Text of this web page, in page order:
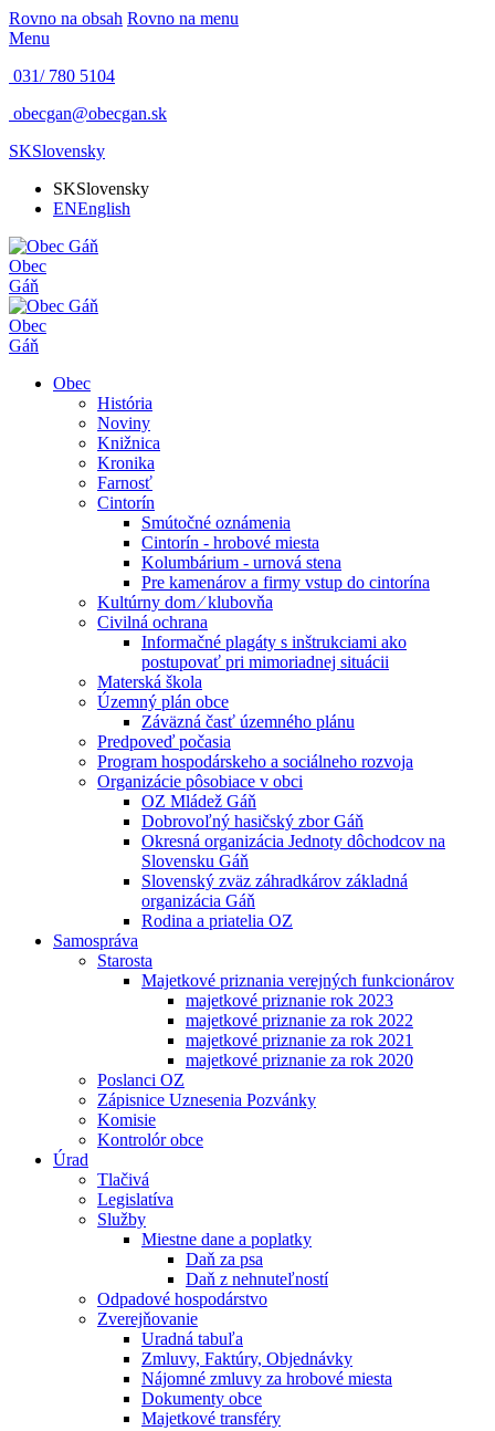
Rovno na obsah Rovno na menu
Menu
031/ 780 5104
obecgan@obecgan.sk
SKSlovensky
SKSlovensky
ENEnglish
Obec
Gáň
Obec
Gáň
Obec
História
Noviny
Knižnica
Kronika
Farnosť
Cintorín
Smútočné oznámenia
Cintorín - hrobové miesta
Kolumbárium - urnová stena
Pre kamenárov a firmy vstup do cintorína
Kultúrny dom ⁄ klubovňa
Civilná ochrana
Informačné plagáty s inštrukciami ako
postupovať pri mimoriadnej situácii
Materská škola
Územný plán obce
Záväzná časť územného plánu
Predpoveď počasia
Program hospodárskeho a sociálneho rozvoja
Organizácie pôsobiace v obci
OZ Mládež Gáň
Dobrovoľný hasičský zbor Gáň
Okresná organizácia Jednoty dôchodcov na
Slovensku Gáň
Slovenský zväz záhradkárov základná
organizácia Gáň
Rodina a priatelia OZ
Samospráva
Starosta
Majetkové priznania verejných funkcionárov
majetkové priznanie rok 2023
majetkové priznanie za rok 2022
majetkové priznanie za rok 2021
majetkové priznanie za rok 2020
Poslanci OZ
Zápisnice Uznesenia Pozvánky
Komisie
Kontrolór obce
Úrad
Tlačivá
Legislatíva
Služby
Miestne dane a poplatky
Daň za psa
Daň z nehnuteľností
Odpadové hospodárstvo
Zverejňovanie
Uradná tabuľa
Zmluvy, Faktúry, Objednávky
Nájomné zmluvy za hrobové miesta
Dokumenty obce
Majetkové transféry